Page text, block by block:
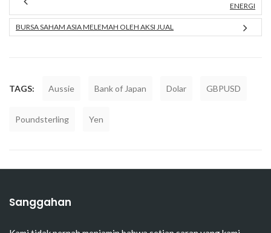
ENERGI
BURSA SAHAM ASIA MELEMAH OLEH AKSI JUAL
TAGS: Aussie Bank of Japan Dolar GBPUSD
Poundsterling Yen
Sanggahan